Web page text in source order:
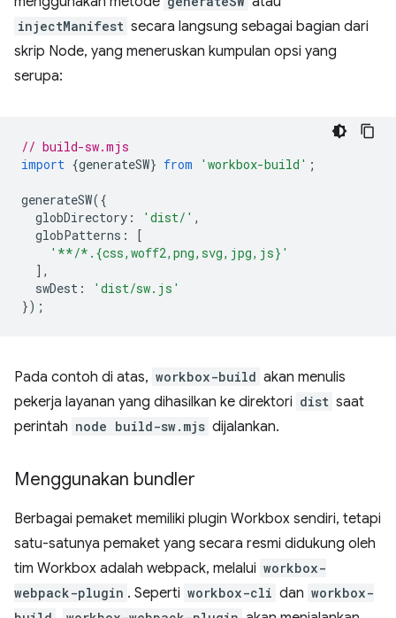
injectManifest secara langsung sebagai bagian dari
skrip Node, yang meneruskan kumpulan opsi yang
serupa:
// build-sw.mjs
import {generateSW} from 'workbox-build' ;
generateSW({
globDirectory : 'dist/' ,
globPatterns :
[
'**/*.{css,woff2,png,svg,jpg,js}'
],
swDest :
'dist/sw.js'
});
Pada contoh di atas, workbox-build akan menulis
pekerja layanan yang dihasilkan ke direktori dist saat
perintah node build-sw.mjs dijalankan.
Menggunakan bundler
Berbagai pemaket memiliki plugin Workbox sendiri, tetapi
satu-satunya pemaket yang secara resmi didukung oleh
tim Workbox adalah webpack, melalui workbox-
webpack-plugin . Seperti workbox-cli dan workbox-